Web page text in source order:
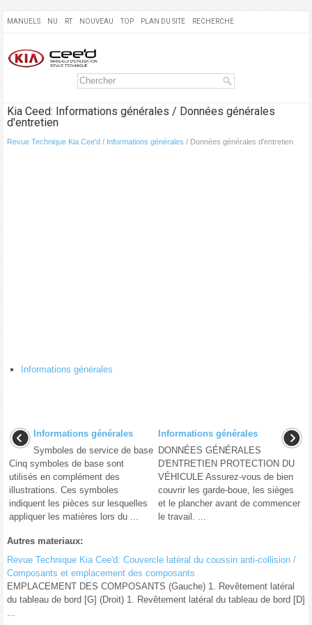
MANUELS NU RT NOUVEAU TOP PLAN DU SITE RECHERCHE
Kia Ceed: Informations générales / Données générales
d′entretien
Revue Technique Kia Cee'd / Informations générales / Données générales d′entretien
Informations générales
Informations générales
Symboles de service de base
Cinq symboles de base sont
utilisés en complément des
illustrations. Ces symboles
indiquent les pièces sur lesquelles
appliquer les matières lors du ...
Informations générales
DONNÉES GÉNÉRALES
D′ENTRETIEN PROTECTION DU
VÉHICULE Assurez-vous de bien
couvrir les garde-boue, les sièges
et le plancher avant de commencer
le travail. ...
Autres materiaux:
Revue Technique Kia Cee'd: Couvercle latéral du coussin anti-collision /
Composants et emplacement des composants
EMPLACEMENT DES COMPOSANTS (Gauche) 1. Revêtement latéral
du tableau de bord [G] (Droit) 1. Revêtement latéral du tableau de bord [D]
...